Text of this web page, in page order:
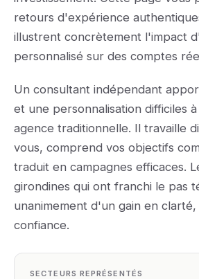
retours d'expérience
illustrent concrètement l'impact
personnalisé sur des comptes
Un consultant indépendant
et une personnalisation difficiles
agence traditionnelle. Il travaille
vous, comprend vos objectifs
traduit en campagnes efficaces.
girondines qui ont franchi le pas
unanimement d'un gain en
confiance.
SECTEURS REPRÉSENTÉS